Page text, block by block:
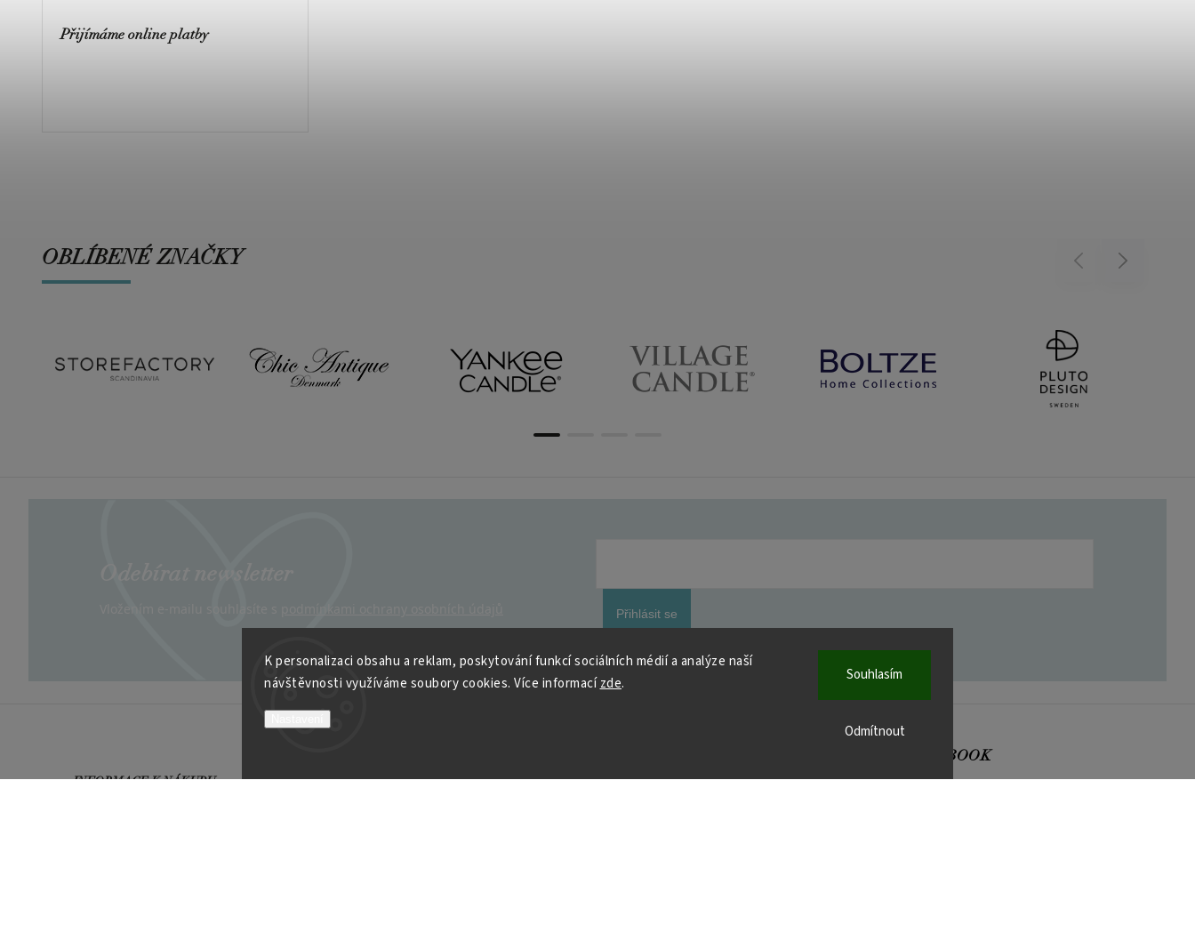
K personalizaci obsahu a reklam, poskytování funkcí sociálních médií a analýze naší
návštěvnosti využíváme soubory cookies. Více informacízde.
Odmítnout
Souhlasím
Přijímáme online platby
OBLÍBENÉ ZNAČKY Previous Next
Přihlásit se
INFORMACE K NÁKUPU VÍCE O HOUSEDECOR Kontakt
FACEBOOK